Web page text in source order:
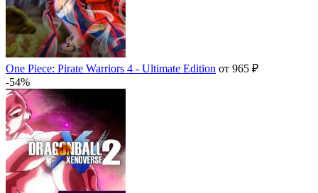
One Piece: Pirate Warriors 4 - Ultimate Edition от 965 ₽
-54%